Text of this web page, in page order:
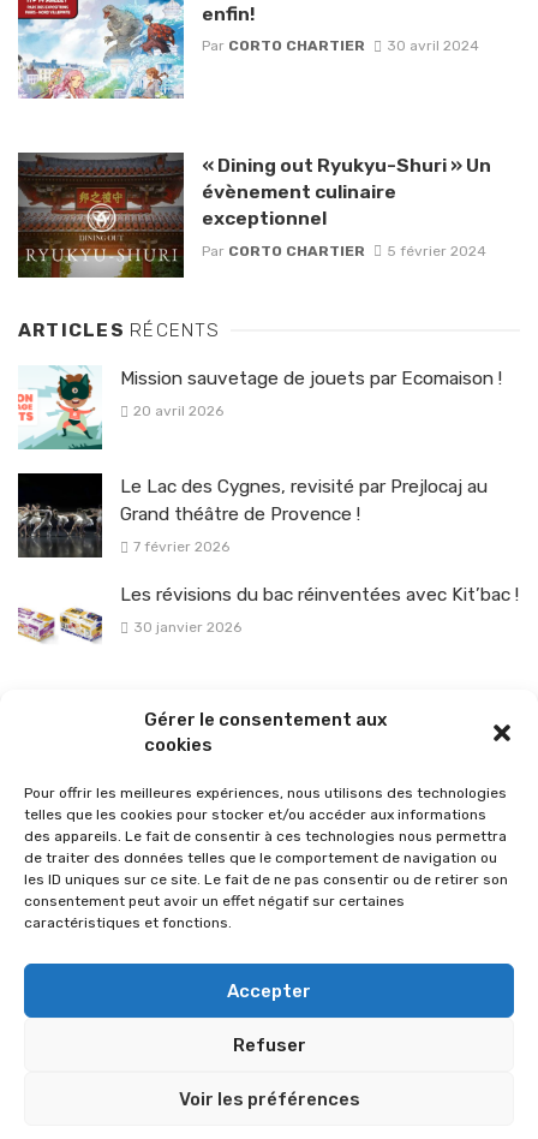
Gérer le consentement aux
cookies
Pour offrir les meilleures expériences, nous utilisons des technologies
telles que les cookies pour stocker et/ou accéder aux informations
des appareils. Le fait de consentir à ces technologies nous permettra
de traiter des données telles que le comportement de navigation ou
les ID uniques sur ce site. Le fait de ne pas consentir ou de retirer son
consentement peut avoir un effet négatif sur certaines
caractéristiques et fonctions.
Accepter
Refuser
Voir les préférences
enfin!
Par CORTO CHARTIER 30 avril 2024
« Dining out Ryukyu-Shuri » Un
évènement culinaire
exceptionnel
Par CORTO CHARTIER 5 février 2024
ARTICLES RÉCENTS
Mission sauvetage de jouets par Ecomaison !
20 avril 2026
Le Lac des Cygnes, revisité par Prejlocaj au
Grand théâtre de Provence !
7 février 2026
Les révisions du bac réinventées avec Kit’bac !
30 janvier 2026